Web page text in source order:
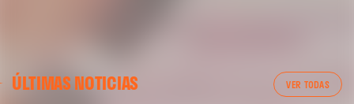
ÚLTIMAS NOTICIAS VER TODAS